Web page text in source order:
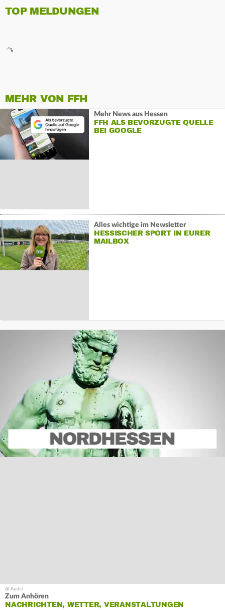
TOP MELDUNGEN
MEHR VON FFH
Mehr News aus Hessen
FFH ALS BEVORZUGTE QUELLE
BEI GOOGLE
Alles wichtige im Newsletter
HESSISCHER SPORT IN EURER
MAILBOX
Zum Anhören
NACHRICHTEN, WETTER, VERANSTALTUNGEN